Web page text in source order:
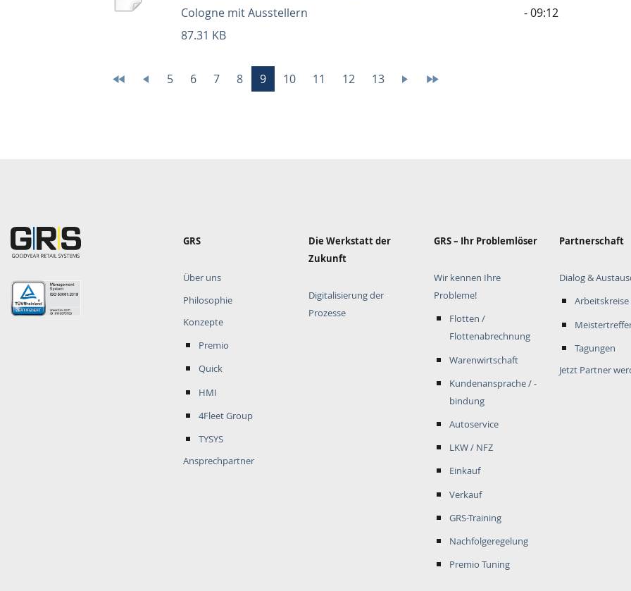
Cologne mit Ausstellern
87.31 KB
- 09:12
Seitennummerierung
Erste Vorherige
Page
5 Page
6 Page
7 Page
8
Aktuelle
Seite
9 Page
10 Page
11 Page
12 Page
13
NächsteLetzte
HauptnavigationGRS
Über uns
Philosophie
Konzepte
Premio
Quick
HMI
4Fleet Group
TYSYS
Ansprechpartner
Die Werkstatt der
Zukunft
Digitalisierung der
Prozesse
GRS – Ihr Problemlöser
Wir kennen Ihre
Probleme!
Flotten /
Flottenabrechnung
Warenwirtschaft
Kundenansprache / -
bindung
Autoservice
LKW / NFZ
Einkauf
Verkauf
GRS-Training
Nachfolgeregelung
Premio Tuning
Partnerschaft
Dialog &
Arbeitskreise
Tagungen
Jetzt Partner